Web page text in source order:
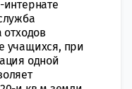
отходов
учащихся, при
одной